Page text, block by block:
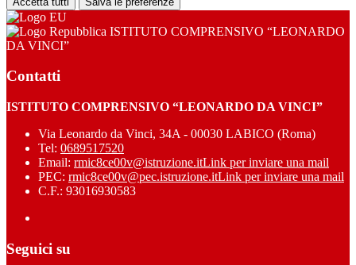
ISTITUTO COMPRENSIVO “LEONARDO
DA VINCI”
Contatti
ISTITUTO COMPRENSIVO “LEONARDO DA VINCI”
Via Leonardo da Vinci, 34A - 00030 LABICO (Roma)
Tel: 0689517520
Email: rmic8ce00v@istruzione.itLink per inviare una mail
PEC: rmic8ce00v@pec.istruzione.itLink per inviare una mail
C.F.: 93016930583
Seguici su